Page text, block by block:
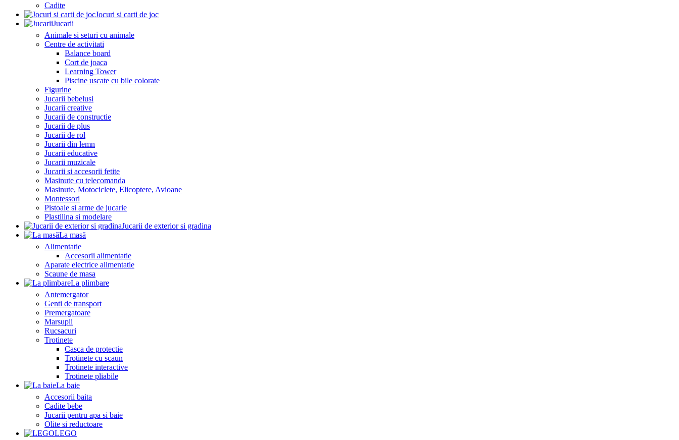
Cadite
Jocuri si carti de joc
Jucarii
Animale si seturi cu animale
Centre de activitati
Balance board
Cort de joaca
Learning Tower
Piscine uscate cu bile colorate
Figurine
Jucarii bebelusi
Jucarii creative
Jucarii de constructie
Jucarii de plus
Jucarii de rol
Jucarii din lemn
Jucarii educative
Jucarii muzicale
Jucarii si accesorii fetite
Masinute cu telecomanda
Masinute, Motociclete, Elicoptere, Avioane
Montessori
Pistoale si arme de jucarie
Plastilina si modelare
Jucarii de exterior si gradina
La masă
Alimentatie
Accesorii alimentatie
Aparate electrice alimentatie
Scaune de masa
La plimbare
Antemergator
Genti de transport
Premergatoare
Marsupii
Rucsacuri
Trotinete
Casca de protectie
Trotinete cu scaun
Trotinete interactive
Trotinete pliabile
La baie
Accesorii baita
Cadite bebe
Jucarii pentru apa si baie
Olite si reductoare
LEGO